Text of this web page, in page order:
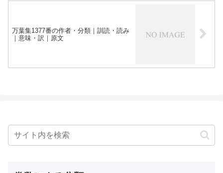
万葉集1377番の作者・分類｜訓読・読み
｜意味・訳｜原文